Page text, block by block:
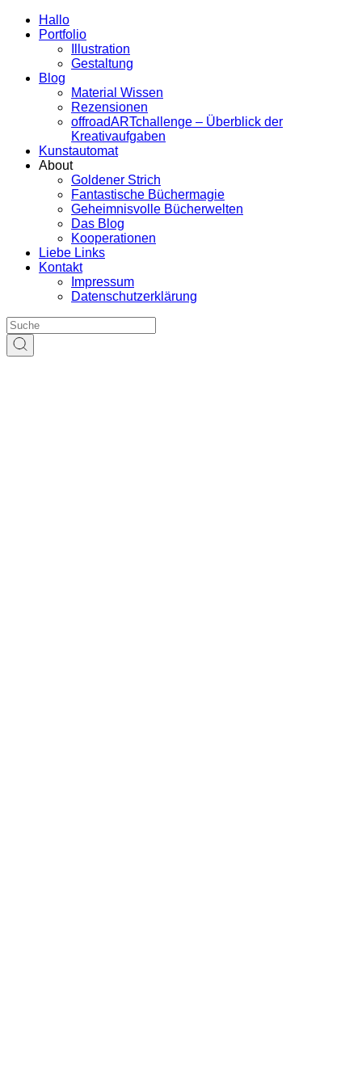
Hallo
Portfolio
Illustration
Gestaltung
Blog
Material Wissen
Rezensionen
offroadARTchallenge – Überblick der
Kreativaufgaben
Kunstautomat
About
Goldener Strich
Fantastische Büchermagie
Geheimnisvolle Bücherwelten
Das Blog
Kooperationen
Liebe Links
Kontakt
Impressum
Datenschutzerklärung